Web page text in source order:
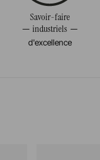
Savoir-faire
industriels
d'excellence